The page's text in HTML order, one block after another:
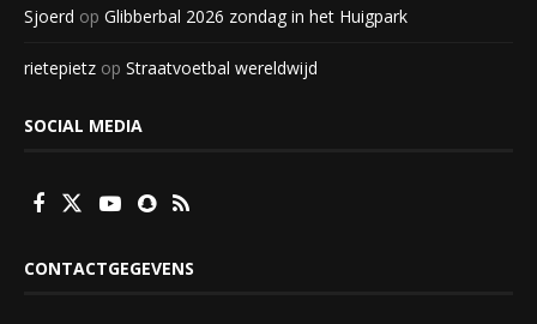
Sjoerd op Glibberbal 2026 zondag in het Huigpark
rietepietz op Straatvoetbal wereldwijd
SOCIAL MEDIA
CONTACTGEGEVENS